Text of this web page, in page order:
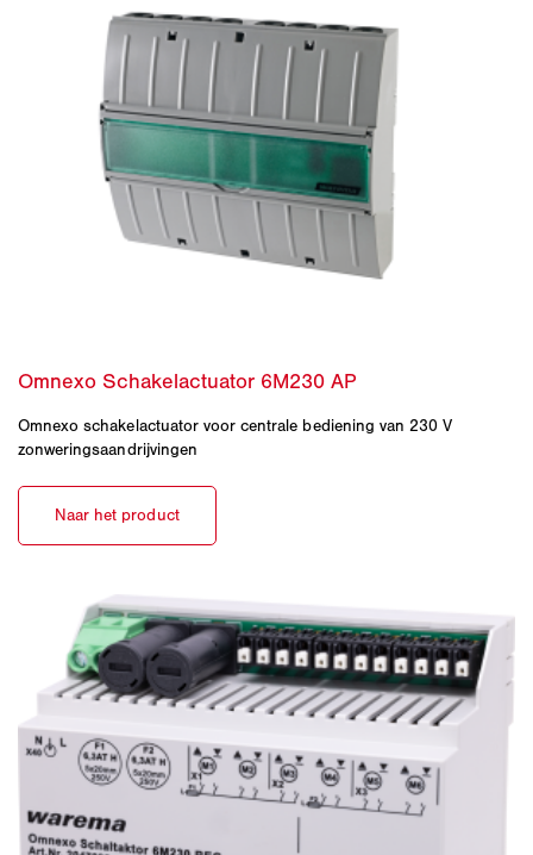
Omnexo schakelactuator voor centrale bediening van 230 V
zonweringsaandrijvingen